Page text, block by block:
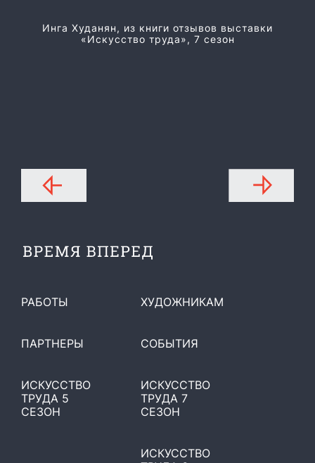
Инга Худанян, из книги отзывов выставки
«Искусство труда», 7 сезон
РАБОТЫ ХУДОЖНИКАМ
ПАРТНЕРЫ СОБЫТИЯ
ИСКУССТВО
ТРУДА 5
СЕЗОН
ИСКУССТВО
ИСКУССТВО
ТРУДА 7
СЕЗОН